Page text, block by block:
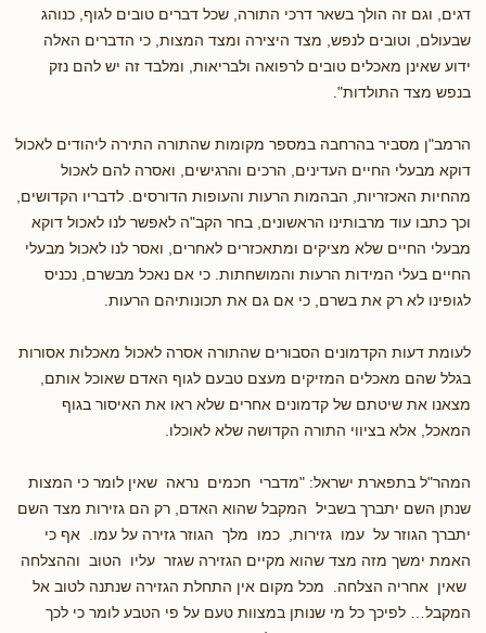
דגים, וגם זה הולך בשאר דרכי התורה, שכל דברים טובים לגוף, כנוהג
שבעולם, וטובים לנפש, מצד היצירה ומצד המצות, כי הדברים האלה
ידוע שאינן מאכלים טובים לרפואה ולבריאות, ומלבד זה יש להם נזק
בנפש מצד התולדות".
הרמב"ן מסביר בהרחבה במספר מקומות שהתורה התירה ליהודים לאכול
דוקא מבעלי החיים העדינים, הרכים והרגישים, ואסרה להם לאכול
מהחיות האכזריות, הבהמות הרעות והעופות הדורסים. לדבריו הקדושים,
וכך כתבו עוד מרבותינו הראשונים, בחר הקב"ה לאפשר לנו לאכול דוקא
מבעלי החיים שלא מציקים ומתאכזרים לאחרים, ואסר לנו לאכול מבעלי
החיים בעלי המידות הרעות והמושחתות. כי אם נאכל מבשרם, נכניס
לגופינו לא רק את בשרם, כי אם גם את תכונותיהם הרעות.
לעומת דעות הקדמונים הסבורים שהתורה אסרה לאכול מאכלות אסורות
בגלל שהם מאכלים המזיקים מעצם טבעם לגוף האדם שאוכל אותם,
מצאנו את שיטתם של קדמונים אחרים שלא ראו את האיסור בגוף
המאכל, אלא בציווי התורה הקדושה שלא לאוכלו.
המהר"ל בתפארת ישראל: "מדברי חכמים נראה שאין לומר כי המצות
שנתן השם יתברך בשביל המקבל שהוא האדם, רק הם גזירות מצד השם
יתברך הגוזר על עמו גזירות, כמו מלך הגוזר גזירה על עמו. אף כי
האמת ימשך מזה מצד שהוא מקיים הגזירה שגזר עליו הטוב וההצלחה
שאין אחריה הצלחה. מכל מקום אין התחלת הגזירה שנתנה לטוב אל
המקבל… לפיכך כל מי שנותן במצוות טעם על פי הטבע לומר כי לכך